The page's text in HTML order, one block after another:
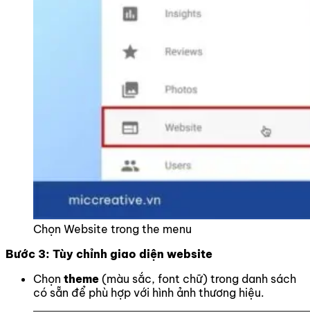
Chọn Website trong the menu
Bước 3: Tùy chỉnh giao diện website
Chọn theme (màu sắc, font chữ) trong danh sách
có sẵn để phù hợp với hình ảnh thương hiệu.